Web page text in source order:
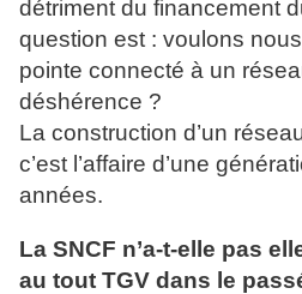
détriment du financement
question est : voulons
pointe connecté à un
déshérence ?
La construction d’un
c’est l’affaire d’une
années.
La SNCF n’a-t-elle pas
au tout TGV dans le